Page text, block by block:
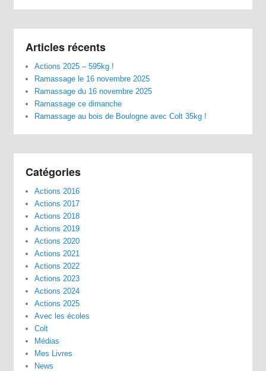
Articles récents
Actions 2025 – 595kg !
Ramassage le 16 novembre 2025
Ramassage du 16 novembre 2025
Ramassage ce dimanche
Ramassage au bois de Boulogne avec Colt 35kg !
Catégories
Actions 2016
Actions 2017
Actions 2018
Actions 2019
Actions 2020
Actions 2021
Actions 2022
Actions 2023
Actions 2024
Actions 2025
Avec les écoles
Colt
Médias
Mes Livres
News